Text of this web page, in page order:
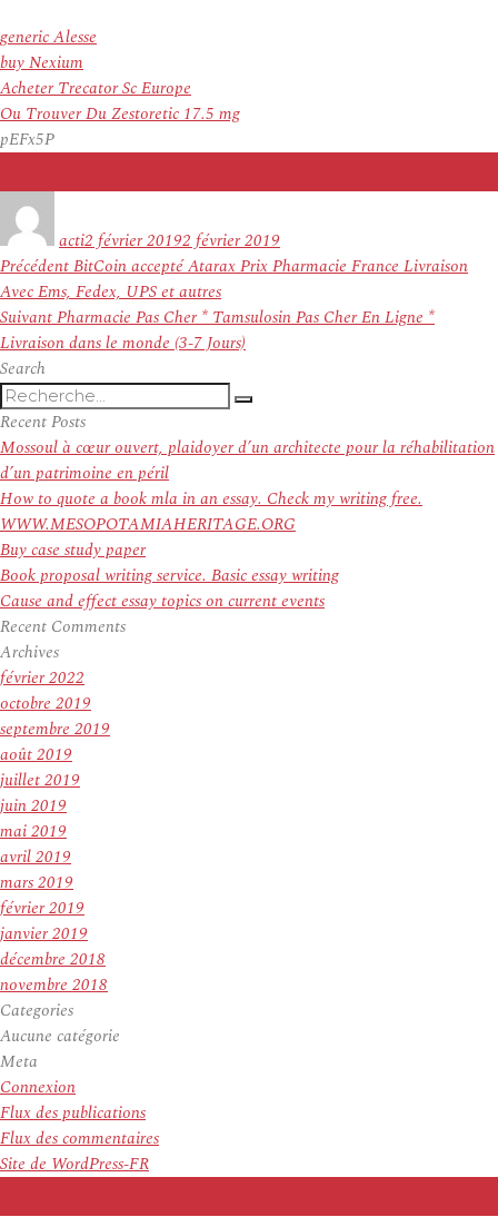
generic Alesse
buy Nexium
Acheter Trecator Sc Europe
Ou Trouver Du Zestoretic 17.5 mg
pEFx5P
actile
2 février 20192 février 2019
Navigation
de
l’article
PrécédentArticle
précédent :
BitCoin accepté Atarax Prix Pharmacie France Livraison
Avec Ems, Fedex, UPS et autres
SuivantArticle
suivant :
Pharmacie Pas Cher * Tamsulosin Pas Cher En Ligne *
Livraison dans le monde (3-7 Jours)
Search
Recherche
pour
:
Recherche
Recent Posts
Mossoul à cœur ouvert, plaidoyer d’un architecte pour la réhabilitation
d’un patrimoine en péril
How to quote a book mla in an essay. Check my writing free.
WWW.MESOPOTAMIAHERITAGE.ORG
Buy case study paper
Book proposal writing service. Basic essay writing
Cause and effect essay topics on current events
Recent Comments
Archives
février 2022
octobre 2019
septembre 2019
août 2019
juillet 2019
juin 2019
mai 2019
avril 2019
mars 2019
février 2019
janvier 2019
décembre 2018
novembre 2018
Categories
Aucune catégorie
Meta
Connexion
Flux des publications
Flux des commentaires
Site de WordPress-FR